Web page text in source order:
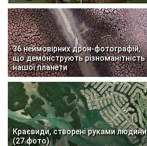
36 неймовірних дрон-фотографій,
що демонструють різноманітність
нашої планети
Краєвиди, створені руками людини
(27 фото)